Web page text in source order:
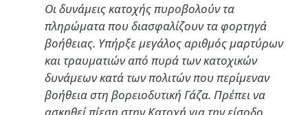
Οι δυνάμεις κατοχής πυροβολούν τα
πληρώματα που διασφαλίζουν τα φορτηγά
βοήθειας. Υπήρξε μεγάλος αριθμός μαρτύρων
και τραυματιών από πυρά των κατοχικών
δυνάμεων κατά των πολιτών που περίμεναν
βοήθεια στη βορειοδυτική Γάζα. Πρέπει να